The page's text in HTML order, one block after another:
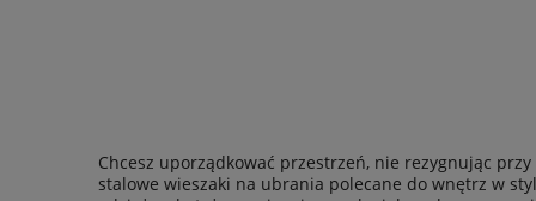
wyposażenia wnętrza.
Chcesz uporządkować przestrzeń, nie rezygnując
stalowe wieszaki na ubrania polecane do wnętrz w